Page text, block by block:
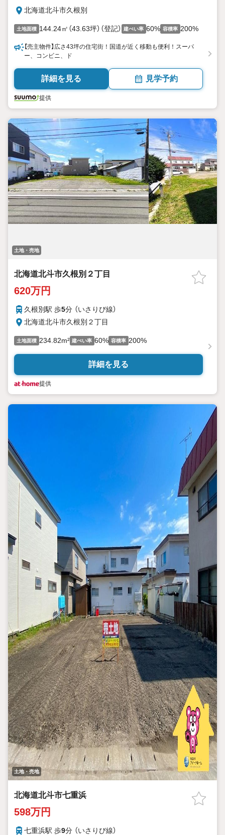
北海道北斗市久根別
土地面積 144.24㎡（43.63坪）（登記） 建ぺい率 60% 容積率 200%
【売主物件】広さ43坪の住宅街！国道が近く移動も便利！スーパ
ー、コンビニ、ド
詳細を見る 見学予約
提供
土地・売地
北海道北斗市久根別２丁目
620万円
久根別駅 歩5分 （いさりび線）
北海道北斗市久根別２丁目
土地面積 234.82m² 建ぺい率 60% 容積率 200%
詳細を見る
提供
土地・売地
北海道北斗市七重浜
598万円
七重浜駅 歩9分 （いさりび線）